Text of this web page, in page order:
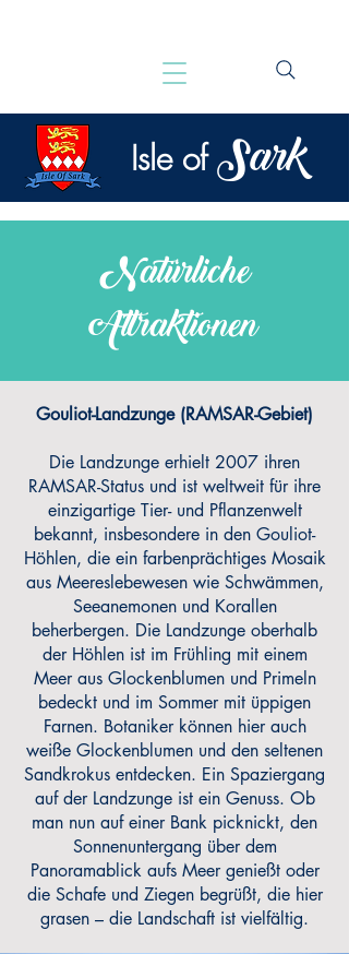
Isle of Sark
Natürliche
Attraktionen
Gouliot-Landzunge (RAMSAR-Gebiet)
Die Landzunge erhielt 2007 ihren
RAMSAR-Status und ist weltweit für ihre
einzigartige Tier- und Pflanzenwelt
bekannt, insbesondere in den Gouliot-
Höhlen, die ein farbenprächtiges Mosaik
aus Meereslebewesen wie Schwämmen,
Seeanemonen und Korallen
beherbergen. Die Landzunge oberhalb
der Höhlen ist im Frühling mit einem
Meer aus Glockenblumen und Primeln
bedeckt und im Sommer mit üppigen
Farnen. Botaniker können hier auch
weiße Glockenblumen und den seltenen
Sandkrokus entdecken. Ein Spaziergang
auf der Landzunge ist ein Genuss. Ob
man nun auf einer Bank picknickt, den
Sonnenuntergang über dem
Panoramablick aufs Meer genießt oder
die Schafe und Ziegen begrüßt, die hier
grasen – die Landschaft ist vielfältig.